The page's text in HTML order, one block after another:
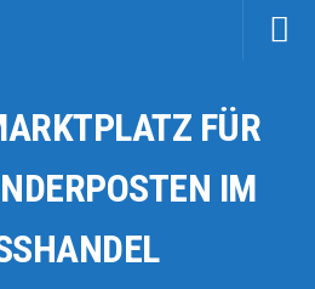
FÜR
IM